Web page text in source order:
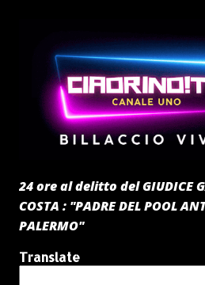
24 ore al delitto del GIUDICE
COSTA : "PADRE DEL POOL
PALERMO"
Translate